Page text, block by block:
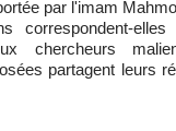
par l'imam
correspondent-
chercheurs
partagent leurs